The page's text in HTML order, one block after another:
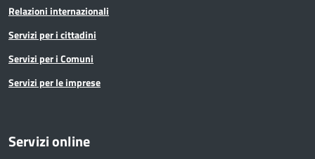
Relazioni internazionali
Servizi per i cittadini
Servizi per i Comuni
Servizi per le imprese
Servizi online